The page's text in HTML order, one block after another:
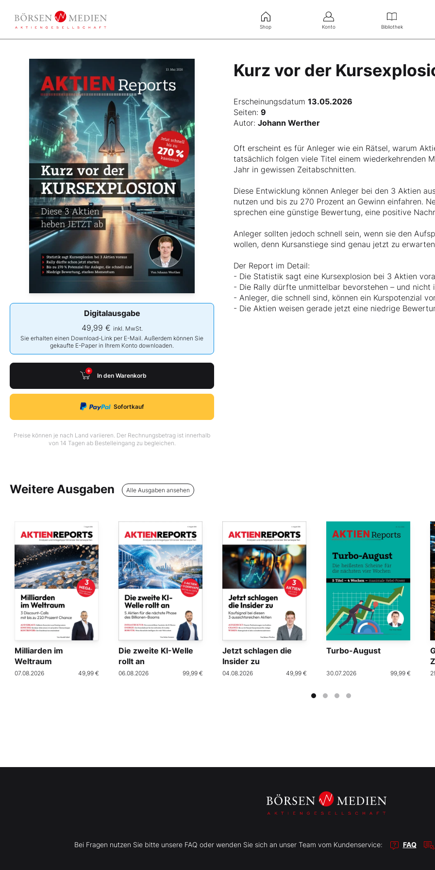
Shop Konto Bibliothek
Kurz vor der
Erscheinungsdatum13.05.2026
Digitalausgabe
49,99 € inkl. MwSt.
Sie erhalten einen Download-Link per E-Mail. Außerdem können Sie
gekaufte E-Paper in Ihrem Konto downloaden.
In den Warenkorb
Sofortkauf
Preise können je nach Land variieren. Der Rechnungsbetrag ist innerhalb
von 14 Tagen ab Bestelleingang zu begleichen.
Seiten:9
Autor:Johann Werther
Oft erscheint es für Anleger wie ein Rätsel, warum
tatsächlich folgen viele Titel einem wiederkehrenden
Jahr in gewissen Zeitabschnitten.
Diese Entwicklung können Anleger bei den 3 Aktien
nutzen und bis zu 270 Prozent an Gewinn einfahren.
sprechen eine günstige Bewertung, eine positive
Anleger sollten jedoch schnell sein, wenn sie den
wollen, denn Kursanstiege sind genau jetzt zu
Der Report im Detail:
- Die Statistik sagt eine Kursexplosion bei 3 Aktien
- Die Rally dürfte unmittelbar bevorstehen – und nicht
- Anleger, die schnell sind, können ein Kurspotenzial
- Die Aktien weisen gerade jetzt eine niedrige
Weitere Ausgaben Alle Ausgaben ansehen
Milliarden im
Weltraum
07.08.2026 49,99 €
Die zweite KI-Welle
rollt an
06.08.2026 99,99 €
Jetzt schlagen die
Insider zu
04.08.2026 49,99 €
Turbo-August
30.07.2026 99,99 €
Bei Fragen nutzen Sie bitte unsere FAQ oder wenden Sie sich an unser Team vom Kundenservice: FAQ